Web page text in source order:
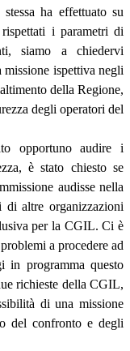
ha effettuato su
i parametri di
siamo a chiedervi
ispettiva negli
della Regione,
degli operatori del
opportuno audire i
è stato chiesto se
audisse nella
di altre organizzazioni
per la CGIL. Ci è
a procedere ad
in programma questo
richieste della CGIL,
di una missione
del confronto e degli